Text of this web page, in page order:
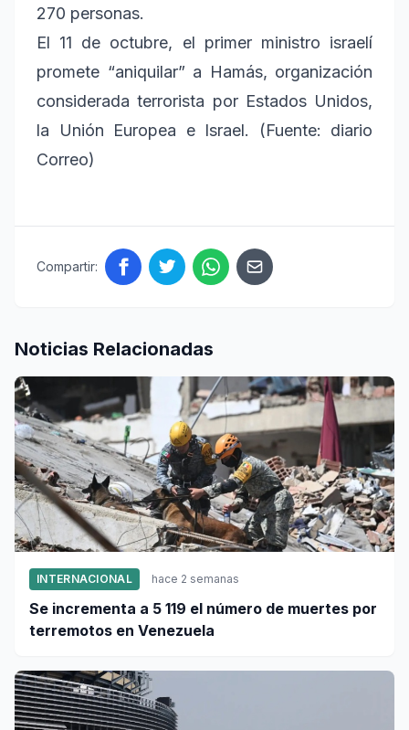
270 personas.
El 11 de octubre, el primer ministro israelí
promete “aniquilar” a Hamás, organización
considerada terrorista por Estados Unidos,
la Unión Europea e Israel. (Fuente: diario
Correo)
Compartir:
Noticias Relacionadas
INTERNACIONAL hace 2 semanas
Se incrementa a 5 119 el número de muertes por
terremotos en Venezuela